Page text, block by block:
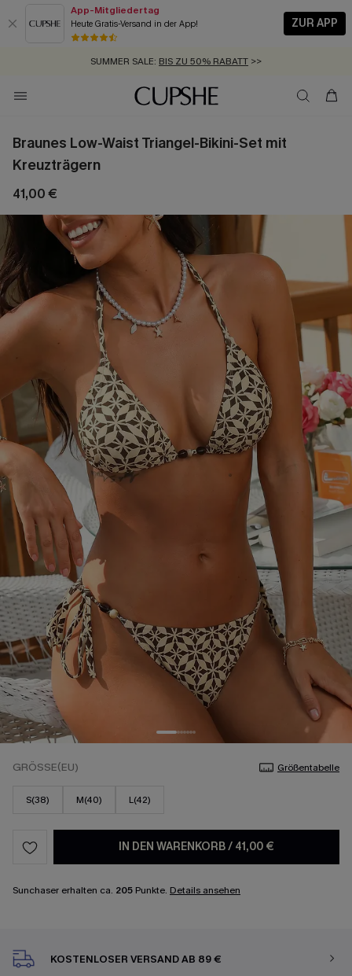
App-Mitgliedertag
Heute Gratis-Versand in der App! ZUR APP
GRATIS MASSBAND MIT JEDEM SCHNELLVERSAND-ARTIKEL >>
SUMMER SALE: BIS ZU 50% RABATT >>
ZUM NEWSLETTER:BIS ZU -20% EXTRA ERHALTEN
KOSTENLOSER VERSAND AB 89 €
Braunes Low-Waist Triangel-Bikini-Set mit
Kreuzträgern
41,00 €
GRÖSSE(EU) Größentabelle
S(38) M(40) L(42)
IN DEN WARENKORB/ 41,00 €
Sunchaser erhalten ca. 205 Punkte. Details ansehen
KOSTENLOSER VERSAND AB 89 €